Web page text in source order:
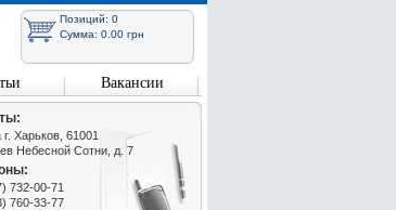
Харьков, 61001
Небесной Сотни, д. 7
732-00-71
760-33-77
Позиций: 0
Сумма: 0.00 грн
Вакансии